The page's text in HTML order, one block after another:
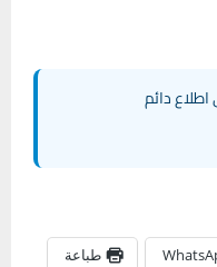
دائم
طباعة